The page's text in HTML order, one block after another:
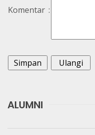
Komentar :
ALUMNI